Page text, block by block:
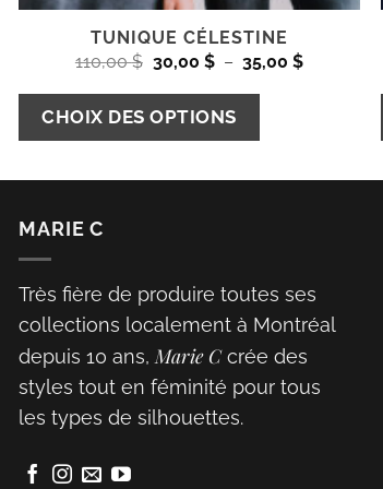
TUNIQUE CÉLESTINE
110,00$ Le
prix
initial
était :
110,00 $.
30,00 $ – 35,00 $Plage
Le
CHOIX DES OPTIONS
options
peuvent
être
choisies
MARIE C
Très fière de produire toutes ses
collections localement à Montréal
depuis 10 ans,Marie Ccrée des
styles tout en féminité pour tous
les types de silhouettes.